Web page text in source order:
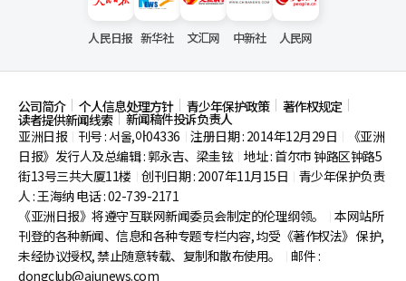
人民日报 新华社 文汇网 中新社 人民网
公司简介 个人信息处理方针 青少年保护政策 著作权规定
读者提供新闻线索
新闻稿件投诉负责人
亚洲日报
刊号 : 서울,아04336 注册日期 : 2014年12月29日
《亚洲
日报》发行人及总编辑 : 郭永吉、梁圭铉 地址 : 首尔市钟路区钟路5
街13号三共大厦11楼 创刊日期 : 2007年11月15日
青少年保护负责
人 : 王海纳 电话 : 02-739-2171
《亚洲日报》将遵守互联网新闻委员会制定的伦理纲领。
本网站所
刊登的各种新闻、信息和各种专题专栏内容, 均受《著作权法》 保护,
未经协议授权, 禁止随意转载、复制和散布使用。
邮件 :
dongclub@ajunews.com